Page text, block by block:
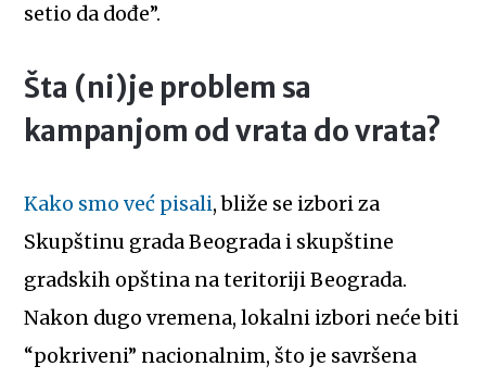
setio da dođe”.
Šta (ni)je problem sa
kampanjom od vrata do vrata?
Kako smo već pisali, bliže se izbori za
Skupštinu grada Beograda i skupštine
gradskih opština na teritoriji Beograda.
Nakon dugo vremena, lokalni izbori neće biti
“pokriveni” nacionalnim, što je savršena